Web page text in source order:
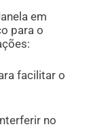
em
para o
facilitar o
no